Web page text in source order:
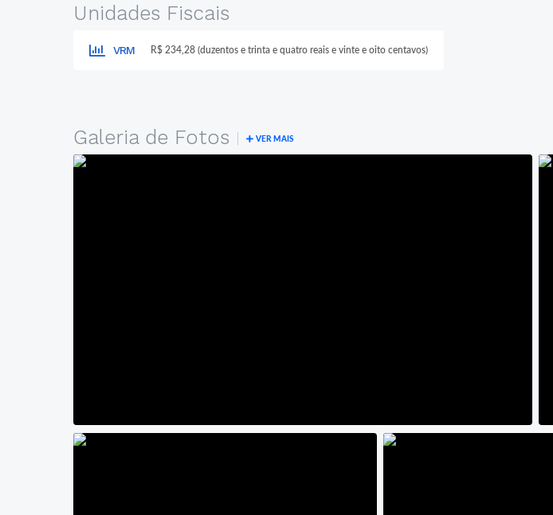
Unidades Fiscais
VRM R$ 234,28 (duzentos e trinta e quatro reais e vinte e oito centavos)
Galeria de Fotos VER MAIS